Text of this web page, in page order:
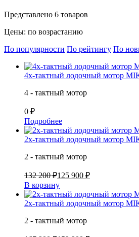
Представлено 6 товаров
Цены: по возрастанию
По популярности По рейтингу По
4х-тактный лодочный мотор
4 - тактный мотор
0 ₽
Подробнее
2х-тактный лодочный мотор
2 - тактный мотор
132 200 ₽125 900 ₽
В корзину
2х-тактный лодочный мотор
2 - тактный мотор